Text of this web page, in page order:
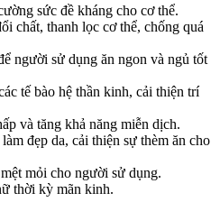
sức đề kháng cho cơ thể.
chất, thanh lọc cơ thể, chống quá
người sử dụng ăn ngon và ngủ tốt
tế bào hệ thần kinh, cải thiện trí
và tăng khả năng miễn dịch.
đẹp da, cải thiện sự thèm ăn cho
mỏi cho người sử dụng.
thời kỳ mãn kinh.